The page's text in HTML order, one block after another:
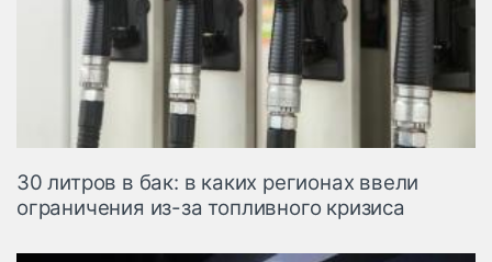
30 литров в бак: в каких регионах ввели
ограничения из-за топливного кризиса